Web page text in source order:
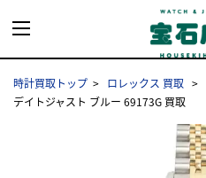
時計買取トップ ロレックス 買取
デイトジャスト ブルー 69173G 買取